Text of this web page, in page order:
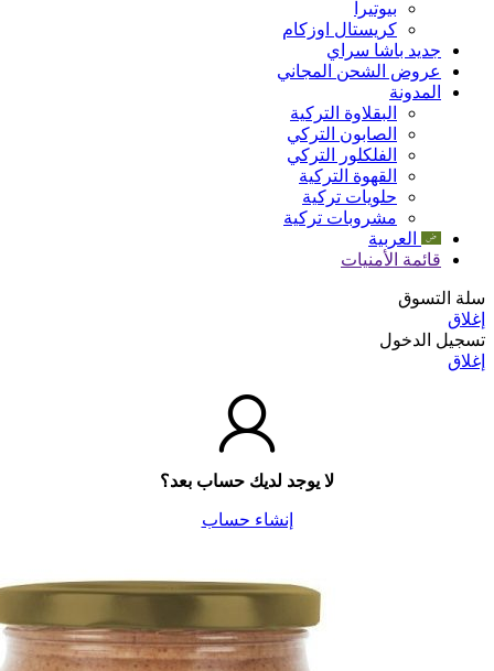
بيوتيرا
كريستال اوزكام
جديد باشا سراي
عروض الشحن المجاني
المدونة
البقلاوة التركية
الصابون التركي
الفلكلور التركي
القهوة التركية
حلويات تركية
مشروبات تركية
العربية
قائمة الأمنيات
سلة التسوق
إغلاق
تسجيل الدخول
إغلاق
لا يوجد لديك حساب بعد؟
إنشاء حساب